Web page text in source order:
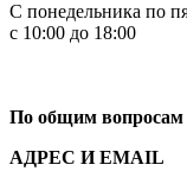
С понедельника по
с 10:00 до 18:00
По общим вопросам
АДРЕС И EMAIL